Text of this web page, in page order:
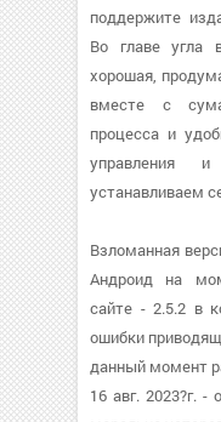
поддержите
Во главе угла
хорошая,
вместе с
процесса и
управления
устанавливаем
Взломанная
Андроид на
сайте - 2.5.2 в
ошибки
данный момент
16 авг. 2023?г. -